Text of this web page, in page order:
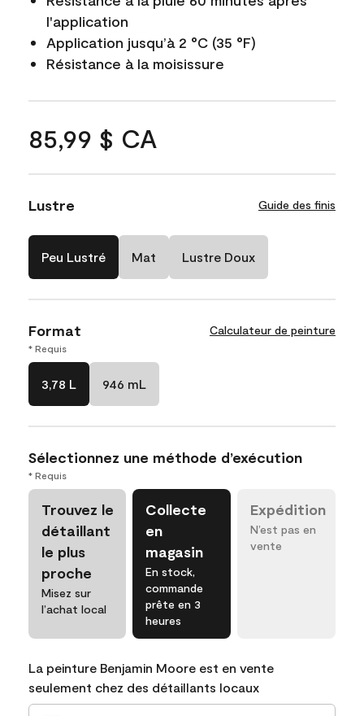
l'application
Application jusqu’à 2 °C (35 °F)
Résistance à la moisissure
85,99 $ CA
Lustre Guide des finis
Peu Lustré Mat Lustre Doux
Format Calculateur de peinture
* Requis
3,78 L 946 mL
Sélectionnez une méthode d’exécution
* Requis
Trouvez le
détaillant
le plus
proche
Misez sur
l’achat local
Collecte
en
magasin
En stock,
commande
prête en 3
heures
Expédition
N’est pas en
vente
La peinture Benjamin Moore est en vente
seulement chez des détaillants locaux